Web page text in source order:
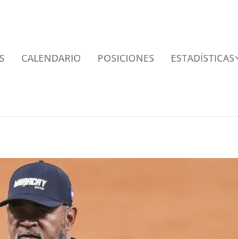
CALENDARIO POSICIONES ESTADÍSTICAS